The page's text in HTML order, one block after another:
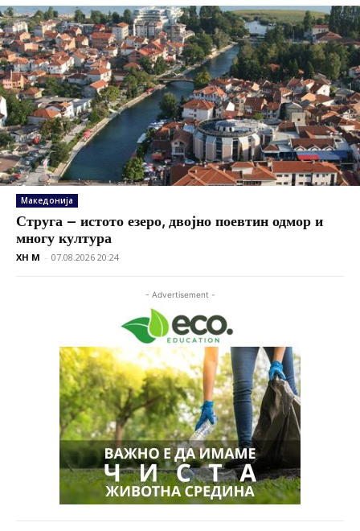
Македонија
Струга – истото езеро, двојно поевтин одмор и
многу култура
XH M - 07.08.2026 20:24
- Advertisement -